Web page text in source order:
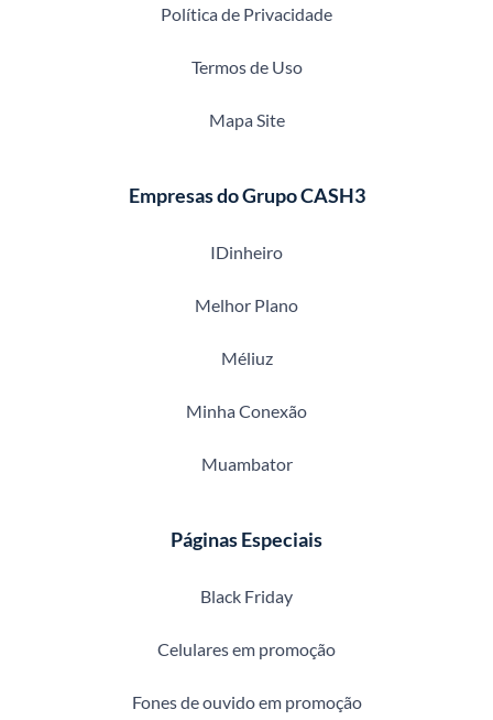
Política de Privacidade
Termos de Uso
Mapa Site
Empresas do Grupo CASH3
IDinheiro
Melhor Plano
Méliuz
Minha Conexão
Muambator
Páginas Especiais
Black Friday
Celulares em promoção
Fones de ouvido em promoção